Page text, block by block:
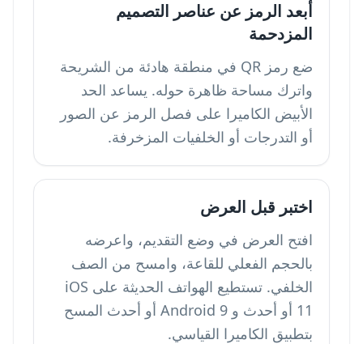
أبعد الرمز عن عناصر التصميم
المزدحمة
ضع رمز QR في منطقة هادئة من الشريحة
واترك مساحة ظاهرة حوله. يساعد الحد
الأبيض الكاميرا على فصل الرمز عن الصور
أو التدرجات أو الخلفيات المزخرفة.
اختبر قبل العرض
افتح العرض في وضع التقديم، واعرضه
بالحجم الفعلي للقاعة، وامسح من الصف
الخلفي. تستطيع الهواتف الحديثة على iOS
11 أو أحدث و Android 9 أو أحدث المسح
بتطبيق الكاميرا القياسي.